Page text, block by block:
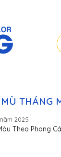
THÁNG
2025
Theo Phong